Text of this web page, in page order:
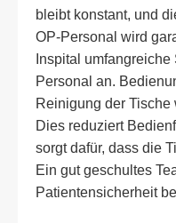
bleibt konstant, und
OP-Personal wird
Inspital
Personal an.
Reinigung der Tische
Dies reduziert
sorgt dafür, dass die
Ein gut geschultes
Patientensicherheit